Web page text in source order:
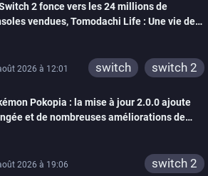
xbox one
wiiu
3ds
ps3
switch 2
2 fonce vers les 24 millions de
vendues, Tomodachi Life : Une vie de
2026 à 12:01 switch switch 2
Pokopia : la mise à jour 2.0.0 ajoute
et de nombreuses améliorations de
2026 à 19:06 switch 2